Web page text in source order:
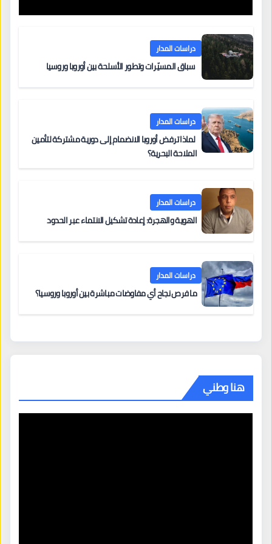
دراسات المدار
سباق المسيّرات وتطور الأسلحة بين أوروبا وروسيا
دراسات المدار
لماذا ترفض أوروبا الانضمام إلى دورية مشتركة لتأمين
الملاحة البحرية؟
دراسات المدار
الهوية والهجرة: إعادة تشكيل الانتماء عبر الحدود
دراسات المدار
ما فرص نجاح أي مفاوضات مباشرة بين أوروبا وروسيا؟
هنا وطني